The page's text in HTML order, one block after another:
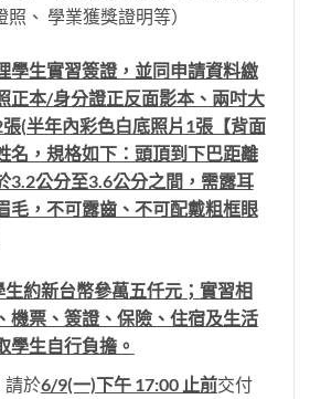
、 學業獲獎證明等）
學生實習簽證，並同申請資料繳
正本/身分證正反面影本、兩吋大
(半年內彩色白底照片1張【背面
名，規格如下：頭頂到下巴距離
3.2公分至3.6公分之間，需露耳
毛，不可露齒、不可配戴粗框眼
生約新台幣參萬五仟元；實習相
機票、簽證、保險、住宿及生活
學生自行負擔。
請於6/9(一)下午 17:00 止前交付